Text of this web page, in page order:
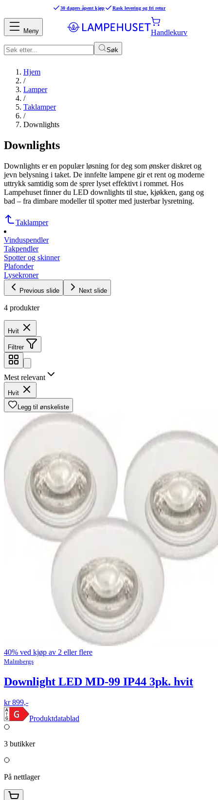
30 dagers åpent kjøp Rask levering og fri retur
Søk
Handlekurv
Meny
Hjem
/
Lamper
/
Taklamper
/
Downlights
Downlights
Downlights er en populær løsning for deg som ønsker diskret og
jevn belysning i taket. De innfelte lampene gir et rent og moderne
uttrykk samtidig som de sprer lyset effektivt i rommet. Hos
Lampehuset finner du LED downlights til stue, kjøkken, gang og
bad – fra dimbare modeller til spotter med justerbar lysretning.
Taklamper
Vinduspendler
Takpendler
Spotter og skinner
Plafonder
Lysekroner
Previous slide Next slide
4 produkter
Hvit
Filtrer
Mest relevant
Hvit
Legg til ønskeliste
40% ved kjøp av 2 eller flere
Malmbergs
Downlight LED MD-99 IP44 3pk. hvit
kr 899,-
Produktdatablad
3 butikker
På nettlager